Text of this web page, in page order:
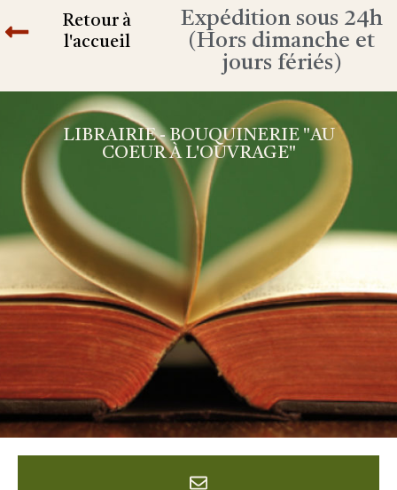
Retour à
l'accueil
Expédition sous 24h
(Hors dimanche et
jours fériés)
LIBRAIRIE - BOUQUINERIE "AU
COEUR À L'OUVRAGE"